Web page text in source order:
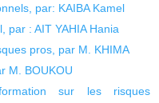
par: KAIBA Kamel
par : AIT YAHIA Hania
pros, par M. KHIMA
M. BOUKOU
sur les risques